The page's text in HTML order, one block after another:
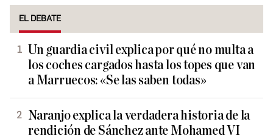
EL DEBATE
Un guardia civil explica por qué no multa a
los coches cargados hasta los topes que van
a Marruecos: «Se las saben todas»
Naranjo explica la verdadera historia de la
rendición de Sánchez ante Mohamed VI